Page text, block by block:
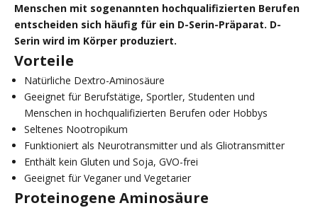
Menschen mit sogenannten hochqualifizierten Berufen
entscheiden sich häufig für ein D-Serin-Präparat. D-
Serin wird im Körper produziert.
Vorteile
Natürliche Dextro-Aminosäure
Geeignet für Berufstätige, Sportler, Studenten und
Menschen in hochqualifizierten Berufen oder Hobbys
Seltenes Nootropikum
Funktioniert als Neurotransmitter und als Gliotransmitter
Enthält kein Gluten und Soja, GVO-frei
Geeignet für Veganer und Vegetarier
Proteinogene Aminosäure